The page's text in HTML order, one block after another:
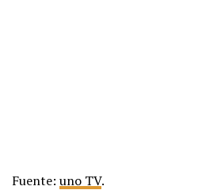
Fuente: uno TV.